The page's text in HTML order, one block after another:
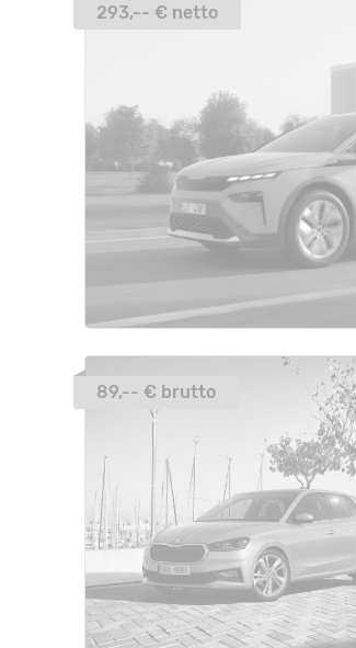
293,-- € netto
89,-- € brutto